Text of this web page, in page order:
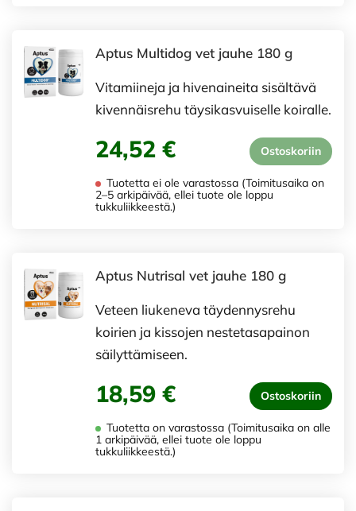
Aptus Multidog vet jauhe 180 g
Vitamiineja ja hivenaineita sisältävä
kivennäisrehu täysikasvuiselle koiralle.
24,52 € Ostoskoriin
Tuotetta ei ole varastossa (Toimitusaika on
2–5 arkipäivää, ellei tuote ole loppu
tukkuliikkeestä.)
Aptus Nutrisal vet jauhe 180 g
Veteen liukeneva täydennysrehu
koirien ja kissojen nestetasapainon
säilyttämiseen.
18,59 € Ostoskoriin
Tuotetta on varastossa (Toimitusaika on alle
1 arkipäivää, ellei tuote ole loppu
tukkuliikkeestä.)